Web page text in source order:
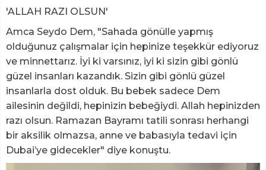
'ALLAH RAZI OLSUN'
Amca Seydo Dem, "Sahada gönülle yapmış
olduğunuz çalışmalar için hepinize teşekkür ediyoruz
ve minnettarız. İyi ki varsınız, iyi ki sizin gibi gönlü
güzel insanları kazandık. Sizin gibi gönlü güzel
insanlarla dost olduk. Bu bebek sadece Dem
ailesinin değildi, hepinizin bebeğiydi. Allah hepinizden
razı olsun. Ramazan Bayramı tatili sonrası herhangi
bir aksilik olmazsa, anne ve babasıyla tedavi için
Dubai’ye gidecekler" diye konuştu.